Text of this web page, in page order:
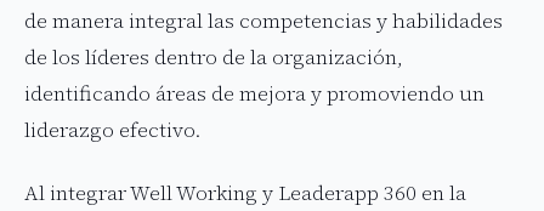
de manera integral las competencias y habilidades
de los líderes dentro de la organización,
identificando áreas de mejora y promoviendo un
liderazgo efectivo.
Al integrar Well Working y Leaderapp 360 en la